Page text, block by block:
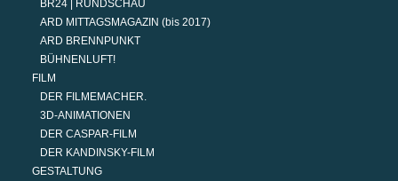
BR24 | RUNDSCHAU
ARD MITTAGSMAGAZIN (bis 2017)
ARD BRENNPUNKT
BÜHNENLUFT!
FILM
DER FILMEMACHER.
3D-ANIMATIONEN
DER CASPAR-FILM
DER KANDINSKY-FILM
GESTALTUNG